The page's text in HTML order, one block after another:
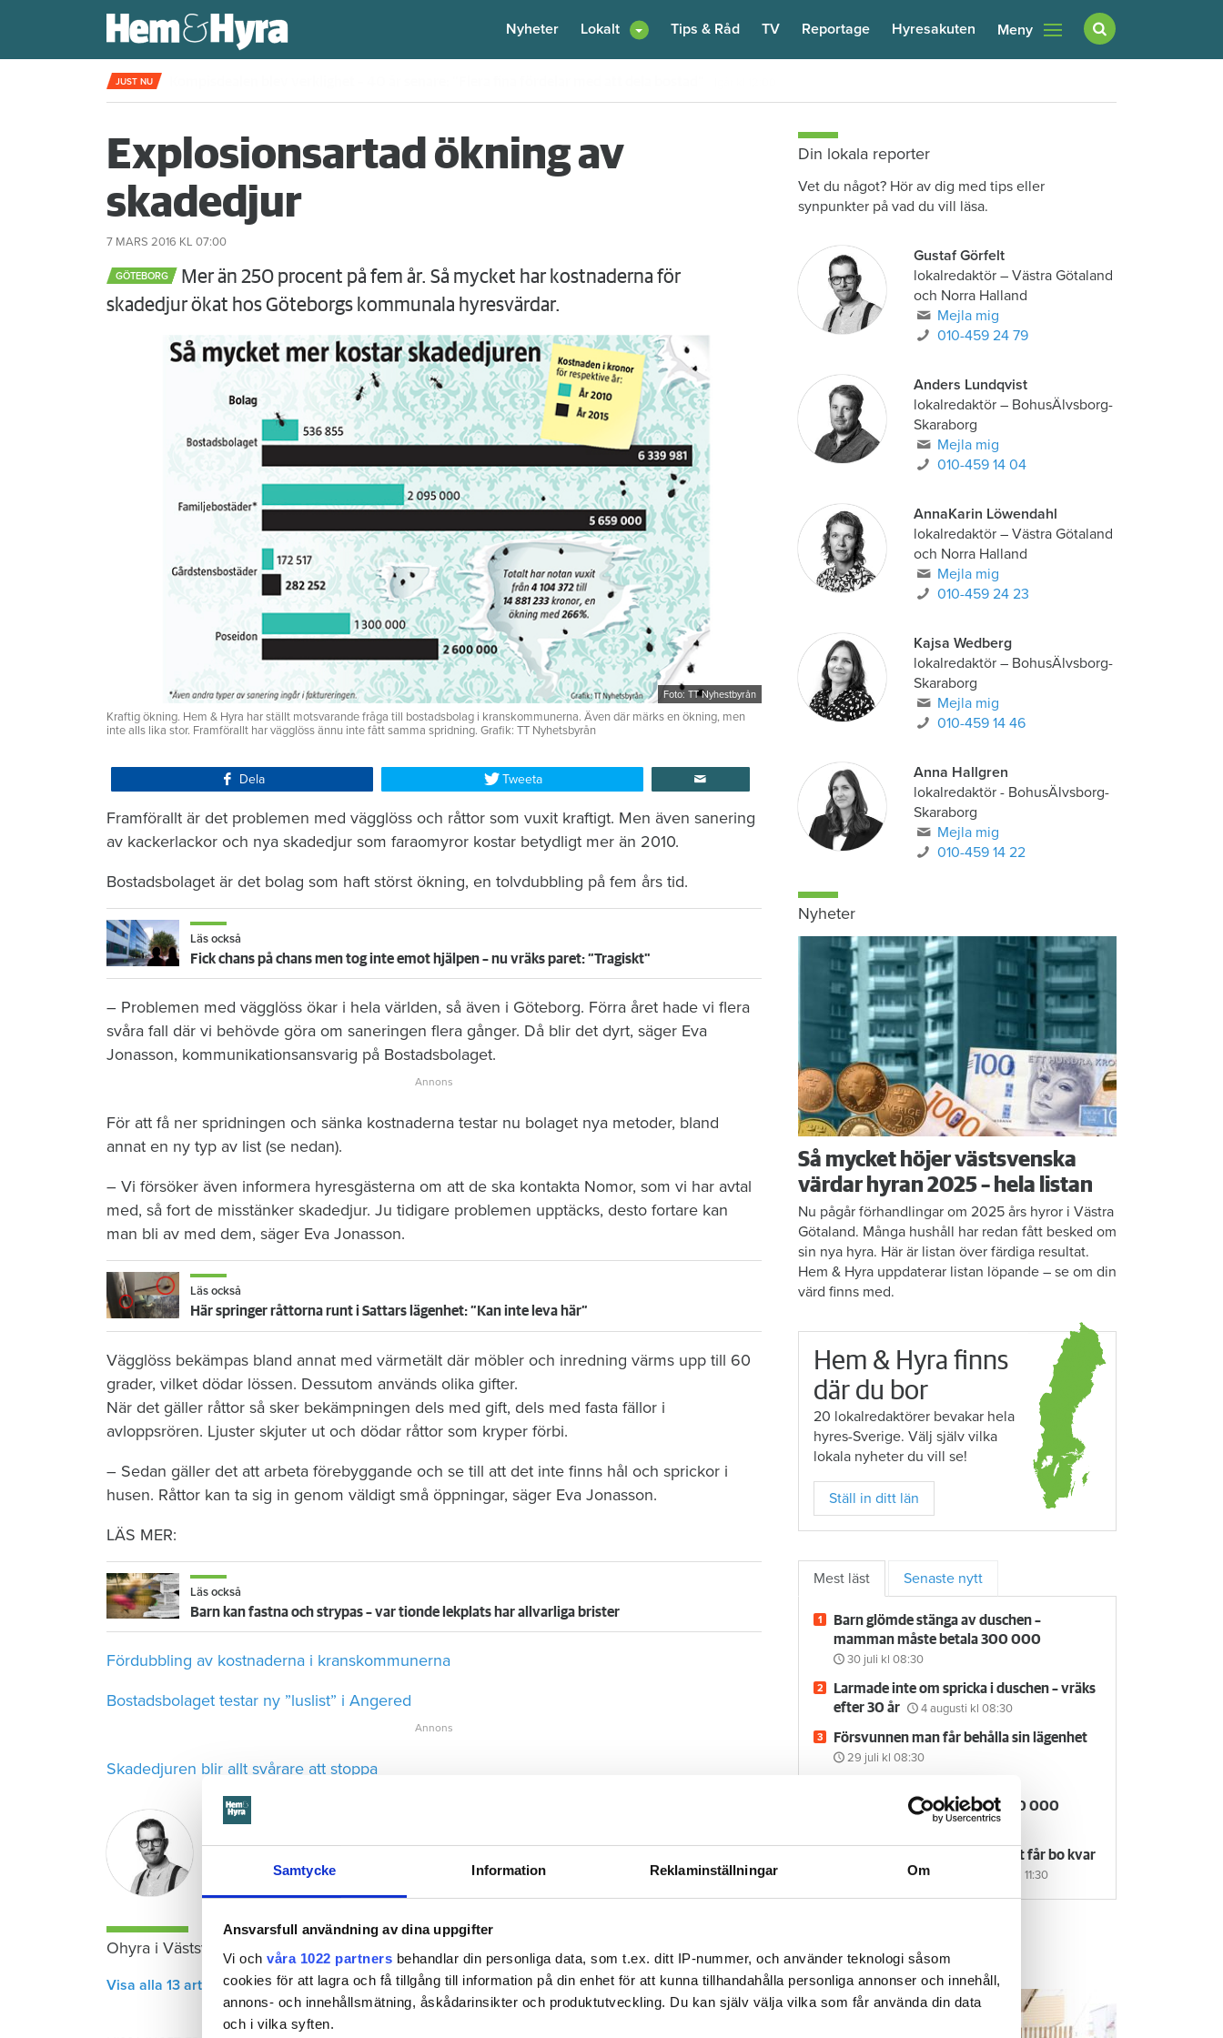
Samtycke Information Reklaminställningar Om
Ansvarsfull användning av dina uppgifter
Vi och våra 1022 partners behandlar din personliga data, som t.ex. ditt IP-nummer, och använder teknologi såsom
cookies för att lagra och få tillgång till information på din enhet för att kunna tillhandahålla personliga annonser och innehåll,
annons- och innehållsmätning, åskådarinsikter och produktutveckling. Du kan själv välja vilka som får använda din data
och i vilka syften.
Nyheter Lokalt Tips & Råd TV Reportage Hyresakuten Meny
JUST NU
Explosionsartad ökning av
skadedjur
7 MARS 2016 KL 07:00
GÖTEBORG
Mer än 250 procent på fem år. Så mycket har kostnaderna för
skadedjur ökat hos Göteborgs kommunala hyresvärdar.
Foto: TT Nyhestbyrån
Kraftig ökning. Hem & Hyra har ställt motsvarande fråga till bostadsbolag i kranskommunerna. Även där märks en ökning, men
inte alls lika stor. Framförallt har vägglöss ännu inte fått samma spridning. Grafik: TT Nyhetsbyrån
Dela Tweeta
Framförallt är det problemen med vägglöss och råttor som vuxit kraftigt. Men även sanering
av kackerlackor och nya skadedjur som faraomyror kostar betydligt mer än 2010.
Bostadsbolaget är det bolag som haft störst ökning, en tolvdubbling på fem års tid.
Läs också
Fick chans på chans men tog inte emot hjälpen – nu vräks paret: ”Tragiskt"
– Problemen med vägglöss ökar i hela världen, så även i Göteborg. Förra året hade vi flera
svåra fall där vi behövde göra om saneringen flera gånger. Då blir det dyrt, säger Eva
Jonasson, kommunikationsansvarig på Bostadsbolaget.
För att få ner spridningen och sänka kostnaderna testar nu bolaget nya metoder, bland
annat en ny typ av list (se nedan).
– Vi försöker även informera hyresgästerna om att de ska kontakta Nomor, som vi har avtal
med, så fort de misstänker skadedjur. Ju tidigare problemen upptäcks, desto fortare kan
man bli av med dem, säger Eva Jonasson.
Läs också
Här springer råttorna runt i Sattars lägenhet: ”Kan inte leva här”
Vägglöss bekämpas bland annat med värmetält där möbler och inredning värms upp till 60
grader, vilket dödar lössen. Dessutom används olika gifter.
När det gäller råttor så sker bekämpningen dels med gift, dels med fasta fällor i
avloppsrören. Ljuster skjuter ut och dödar råttor som kryper förbi.
– Sedan gäller det att arbeta förebyggande och se till att det inte finns hål och sprickor i
husen. Råttor kan ta sig in genom väldigt små öppningar, säger Eva Jonasson.
LÄS MER:
Läs också
Barn kan fastna och strypas – var tionde lekplats har allvarliga brister
Fördubbling av kostnaderna i kranskommunerna
Bostadsbolaget testar ny ”luslist” i Angered
Skadedjuren blir allt svårare att stoppa
Gustaf Görfelt
lokalredaktör–Västra Götaland och Norra Halland
gustaf.gorfelt@hemhyra.se
Ohyra i Västsverige
Visa alla 13 artiklar i samma ämne
Din lokala reporter
Vet du något? Hör av dig med tips eller
synpunkter på vad du vill läsa.
Gustaf Görfelt
lokalredaktör– Västra Götaland
och Norra Halland
Mejla mig
010-459 24 79
Anders Lundqvist
lokalredaktör– BohusÄlvsborg-
Skaraborg
Mejla mig
010-459 14 04
AnnaKarin Löwendahl
lokalredaktör– Västra Götaland
och Norra Halland
Mejla mig
010-459 24 23
Kajsa Wedberg
lokalredaktör– BohusÄlvsborg-
Skaraborg
Mejla mig
010-459 14 46
Anna Hallgren
lokalredaktör - BohusÄlvsborg-
Skaraborg
Mejla mig
010-459 14 22
Nyheter
Så mycket höjer västsvenska
värdar hyran 2025 – hela listan
Nu pågår förhandlingar om 2025 års hyror i Västra
Götaland. Många hushåll har redan fått besked om
sin nya hyra. Här är listan över färdiga resultat.
Hem & Hyra uppdaterar listan löpande – se om din
värd finns med.
Hem & Hyra finns
där du bor
20 lokalredaktörer bevakar hela
hyres-Sverige. Välj själv vilka
lokala nyheter du vill se!
Ställ in ditt län
Mest läst Senaste nytt
Barn glömde stänga av duschen –
mamman måste betala 300 000
30 juli kl 08:30
Larmade inte om spricka i duschen – vräks
efter 30 år
4 augusti kl 08:30
Försvunnen man får behålla sin lägenhet
29 juli kl 08:30
vräkningsbeslut – får betala 50 000
Värdens miss gör att hyresgäst får bo kvar
– trots 13 sena hyror
kl 11:30
Hem & Hyra TV